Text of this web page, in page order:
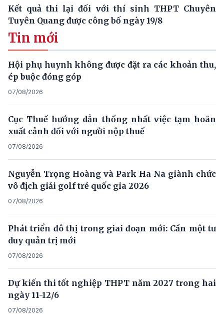
Kết quả thi lại đối với thí sinh THPT Chuyên
Tuyên Quang được công bố ngày 19/8
Tin mới
Hội phụ huynh không được đặt ra các khoản thu,
ép buộc đóng góp
07/08/2026
Cục Thuế hướng dẫn thống nhất việc tạm hoãn
xuất cảnh đối với người nộp thuế
07/08/2026
Nguyễn Trọng Hoàng và Park Ha Na giành chức
vô địch giải golf trẻ quốc gia 2026
07/08/2026
Phát triển đô thị trong giai đoạn mới: Cần một tư
duy quản trị mới
07/08/2026
Dự kiến thi tốt nghiệp THPT năm 2027 trong hai
ngày 11-12/6
07/08/2026